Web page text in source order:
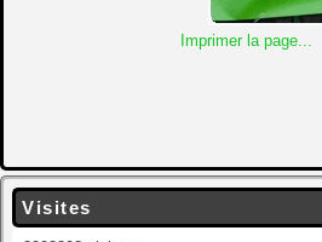
Imprimer la page...
Visites